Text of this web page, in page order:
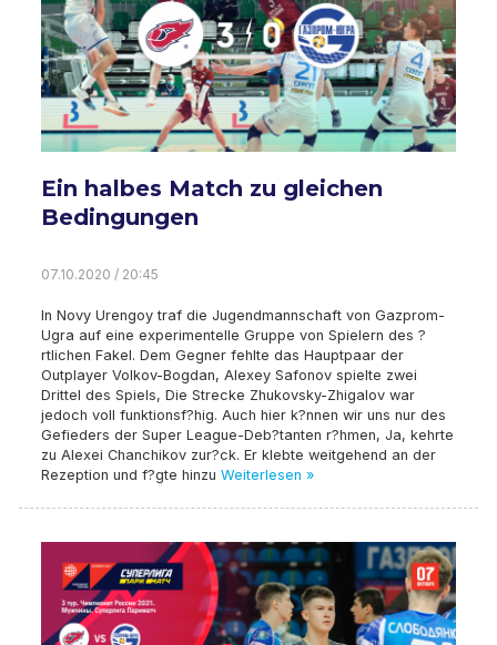
Ein halbes Match zu gleichen
Bedingungen
07.10.2020 / 20:45
In Novy Urengoy traf die Jugendmannschaft von Gazprom-
Ugra auf eine experimentelle Gruppe von Spielern des ?
rtlichen Fakel. Dem Gegner fehlte das Hauptpaar der
Outplayer Volkov-Bogdan, Alexey Safonov spielte zwei
Drittel des Spiels, Die Strecke Zhukovsky-Zhigalov war
jedoch voll funktionsf?hig. Auch hier k?nnen wir uns nur des
Gefieders der Super League-Deb?tanten r?hmen, Ja, kehrte
zu Alexei Chanchikov zur?ck. Er klebte weitgehend an der
Rezeption und f?gte hinzu Weiterlesen »